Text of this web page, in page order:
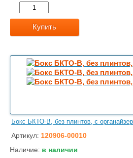
Купить
Бокс БКТО-В, без плинтов, с
Артикул: 120906-00010
Наличие: в наличии